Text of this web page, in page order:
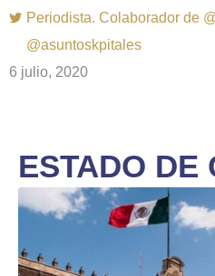
Periodista. Colaborador de
@asuntoskpitales
6 julio, 2020
ESTADO DE